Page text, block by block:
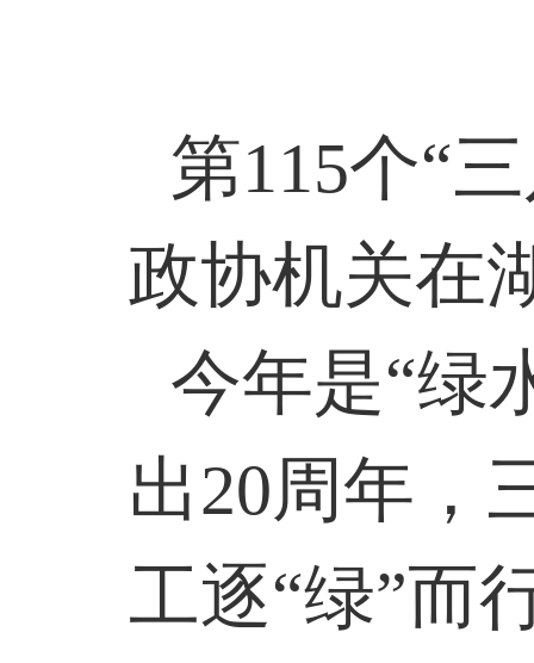
第115个“
政协机关在
今年是“绿
出20周年，
工逐“绿”而